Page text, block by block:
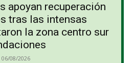
apoyan recuperación
tras las intensas
la zona centro sur
06/08/2026